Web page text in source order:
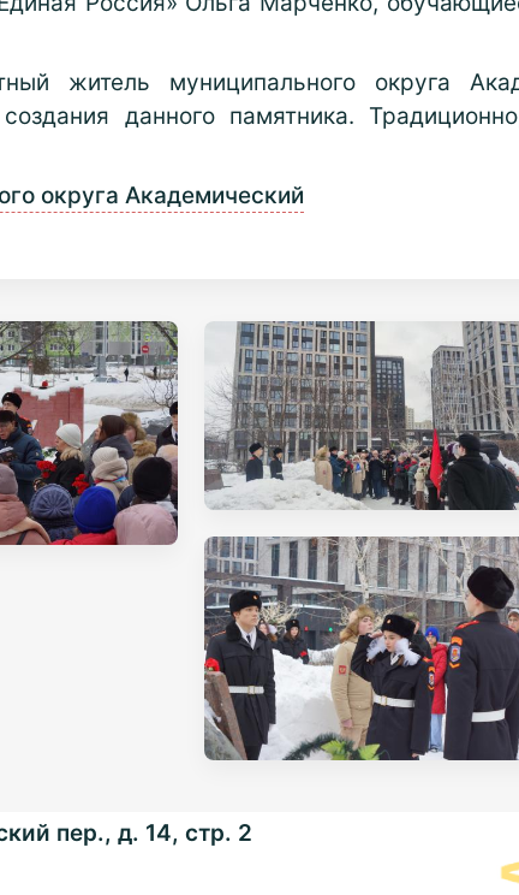
житель муниципального округа
данного памятника.
округа Академический
пер., д. 14, стр. 2